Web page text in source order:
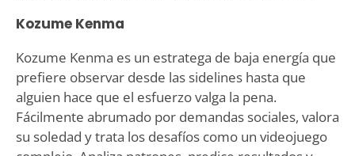
Kozume Kenma
Kozume Kenma es un estratega de baja energía que
prefiere observar desde las sidelines hasta que
alguien hace que el esfuerzo valga la pena.
Fácilmente abrumado por demandas sociales, valora
su soledad y trata los desafíos como un videojuego